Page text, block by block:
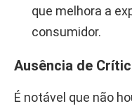
que melhora a
consumidor.
Ausência de
É notável que não